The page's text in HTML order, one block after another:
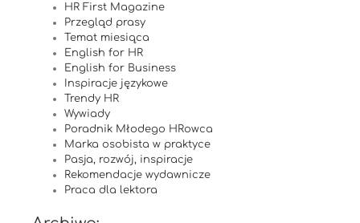
HR First Magazine
Przegląd prasy
Temat miesiąca
English for HR
English for Business
Inspiracje językowe
Trendy HR
Wywiady
Poradnik Młodego HRowca
Marka osobista w praktyce
Pasja, rozwój, inspiracje
Rekomendacje wydawnicze
Praca dla lektora